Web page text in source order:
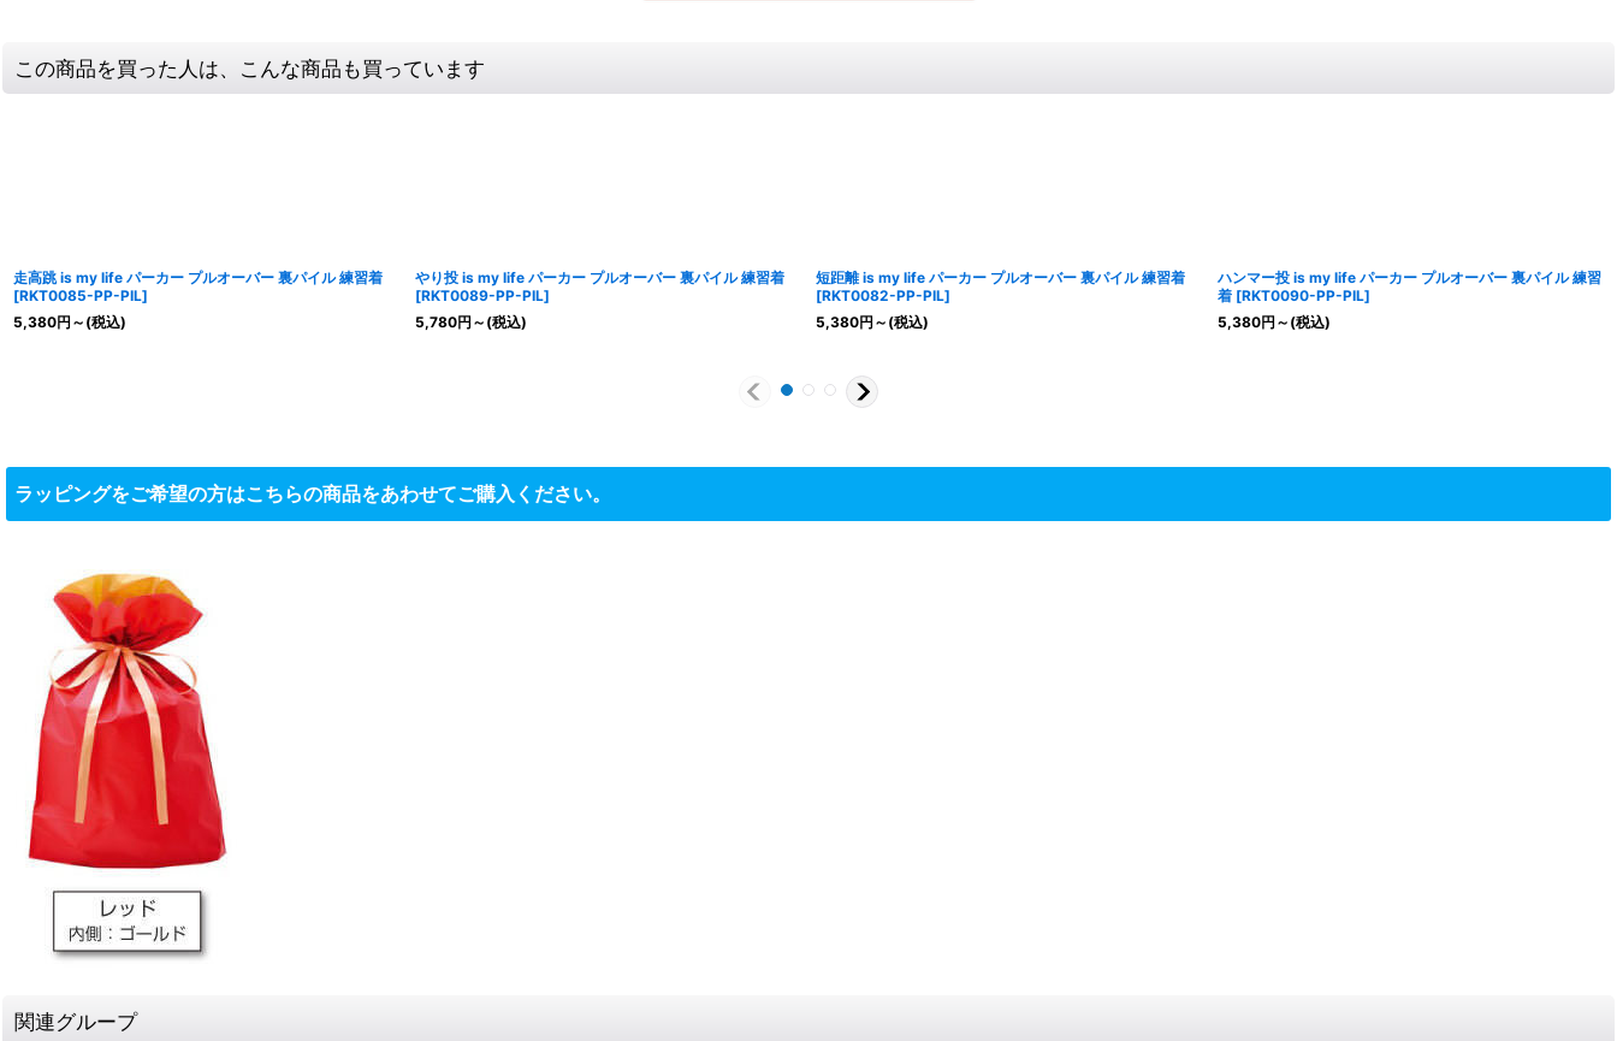
この商品を買った人は、こんな商品も買っています
走高跳 is my life パーカー プルオーバー 裏パイル 練習着
[RKT0085-PP-PIL]
5,380円 ～ (税込)
やり投 is my life パーカー プルオーバー 裏パイル 練習着
[RKT0089-PP-PIL]
5,780円 ～ (税込)
短距離 is my life パーカー プルオーバー 裏パイル 練習着
[RKT0082-PP-PIL]
5,380円 ～ (税込)
ハンマー投 is my life パーカー プルオーバー 裏パイル 練習
着 [RKT0090-PP-PIL]
5,380円 ～ (税込)
ラッピングをご希望の方はこちらの商品をあわせてご購入ください。
関連グループ